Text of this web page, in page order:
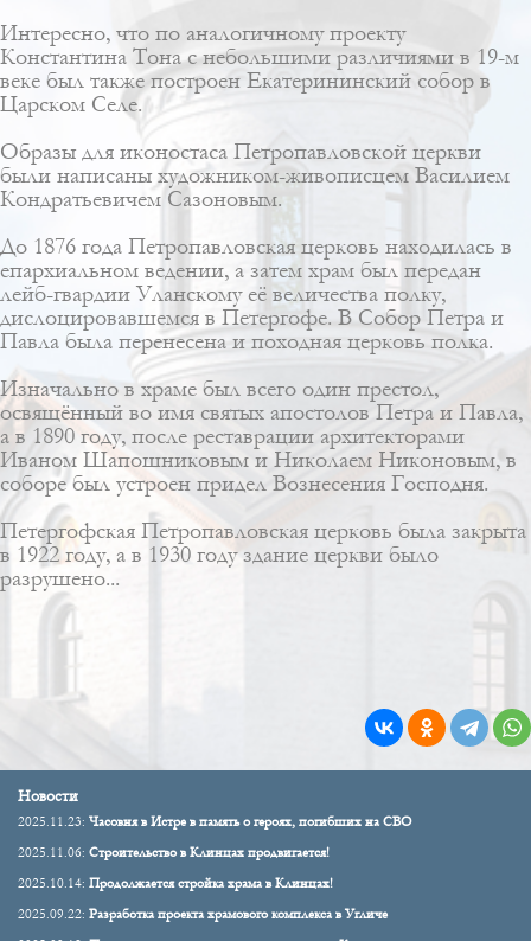
Интересно, что по аналогичному проекту
Константина Тона с небольшими различиями в 19-м
веке был также построен Екатерининский собор в
Царском Селе.
Образы для иконостаса Петропавловской церкви
были написаны художником-живописцем Василием
Кондратьевичем Сазоновым.
До 1876 года Петропавловская церковь находилась в
епархиальном ведении, а затем храм был передан
лейб-гвардии Уланскому её величества полку,
дислоцировавшемся в Петергофе. В Собор Петра и
Павла была перенесена и походная церковь полка.
Изначально в храме был всего один престол,
освящённый во имя святых апостолов Петра и Павла,
а в 1890 году, после реставрации архитекторами
Иваном Шапошниковым и Николаем Никоновым, в
соборе был устроен придел Вознесения Господня.
Петергофская Петропавловская церковь была закрыта
в 1922 году, а в 1930 году здание церкви было
разрушено...
Новости
2025.11.23: Часовня в Истре в память о героях, погибших на СВО
2025.11.06: Строительство в Клинцах продвигается!
2025.10.14: Продолжается стройка храма в Клинцах!
2025.09.22: Разработка проекта храмового комплекса в Угличе